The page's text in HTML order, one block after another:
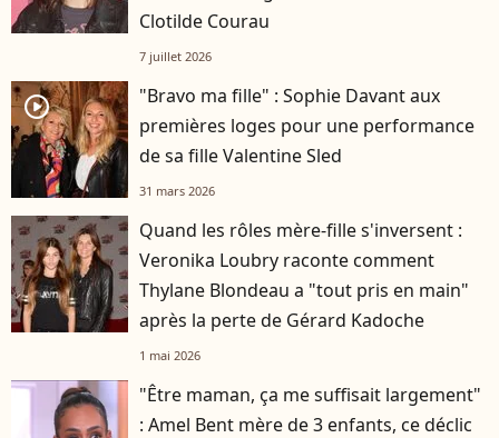
Clotilde Courau
7 juillet 2026
player2
"Bravo ma fille" : Sophie Davant aux
premières loges pour une performance
de sa fille Valentine Sled
31 mars 2026
Quand les rôles mère-fille s'inversent :
Veronika Loubry raconte comment
Thylane Blondeau a "tout pris en main"
après la perte de Gérard Kadoche
1 mai 2026
"Être maman, ça me suffisait largement"
: Amel Bent mère de 3 enfants, ce déclic